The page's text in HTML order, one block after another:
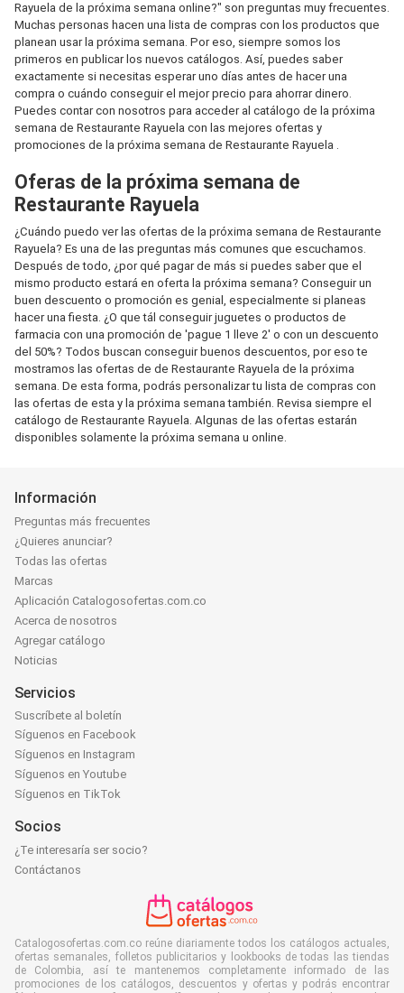
Rayuela de la próxima semana online?" son preguntas muy frecuentes.
Muchas personas hacen una lista de compras con los productos que
planean usar la próxima semana. Por eso, siempre somos los
primeros en publicar los nuevos catálogos. Así, puedes saber
exactamente si necesitas esperar uno días antes de hacer una
compra o cuándo conseguir el mejor precio para ahorrar dinero.
Puedes contar con nosotros para acceder al catálogo de la próxima
semana de Restaurante Rayuela con las mejores ofertas y
promociones de la próxima semana de Restaurante Rayuela .
Oferas de la próxima semana de
Restaurante Rayuela
¿Cuándo puedo ver las ofertas de la próxima semana de Restaurante
Rayuela? Es una de las preguntas más comunes que escuchamos.
Después de todo, ¿por qué pagar de más si puedes saber que el
mismo producto estará en oferta la próxima semana? Conseguir un
buen descuento o promoción es genial, especialmente si planeas
hacer una fiesta. ¿O que tál conseguir juguetes o productos de
farmacia con una promoción de 'pague 1 lleve 2' o con un descuento
del 50%? Todos buscan conseguir buenos descuentos, por eso te
mostramos las ofertas de de Restaurante Rayuela de la próxima
semana. De esta forma, podrás personalizar tu lista de compras con
las ofertas de esta y la próxima semana también. Revisa siempre el
catálogo de Restaurante Rayuela. Algunas de las ofertas estarán
disponibles solamente la próxima semana u online.
Información
Preguntas más frecuentes
¿Quieres anunciar?
Todas las ofertas
Marcas
Aplicación Catalogosofertas.com.co
Acerca de nosotros
Agregar catálogo
Noticias
Servicios
Suscríbete al boletín
Síguenos en Facebook
Síguenos en Instagram
Síguenos en Youtube
Síguenos en TikTok
Socios
¿Te interesaría ser socio?
Contáctanos
Catalogosofertas.com.co reúne diariamente todos los catálogos actuales,
ofertas semanales, folletos publicitarios y lookbooks de todas las tiendas
de Colombia, así te mantenemos completamente informado de las
promociones de los catálogos, descuentos y ofertas y podrás encontrar